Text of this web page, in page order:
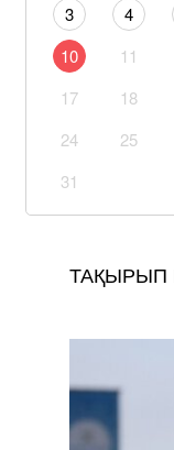
3
4
10
11
17
18
24
25
31